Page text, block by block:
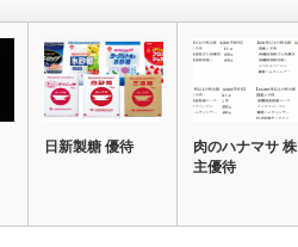
日新製糖 優待
肉のハナマサ 株
主優待